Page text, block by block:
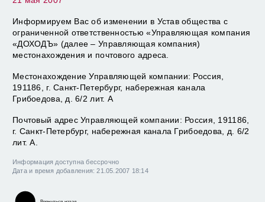
ВЕЛИЧИНЫ ОБЯЗАТЕЛЬСТВ ОТКРЫТОГО ПАЕВОГО
ИНВЕСТИЦИОННОГО ФОНДА АКЦИЙ «ДОХОДЪ – ФИНАНСЫ И
БАНКИ» ПОД УПРАВЛЕНИЕМ ООО «УК «ДОХОДЪ» НА 2007 ГОД
СОГЛАСОВАНЫ ПРАВИЛА ОПРЕДЕЛЕНИЯ СТОИМОСТИ АКТИВОВ И
УПРАВЛЕНИЕМ ООО «УК «ДОХОДЪ» НА 2007 ГОД
НАЧАЛОСЬ ФОРМИРОВАНИЕ НОВОГО ФОНДА "ДОХОДЪ - НЕФТЬ И
СООБЩЕНИЕ О ПЕРЕИМЕНОВАНИИ АГЕНТОВ ПО ВЫДАЧЕ,
ПОГАШЕНИЮ И ОБМЕНУ ИНВЕСТИЦИОННЫХ ПАЕВ ОАО
"ИНВЕСТИЦИОННАЯ КОМПАНИЯ "НЕВА-ИНВЕСТ" И ОАО "ФОНД
ЗАВЕРШИЛОСЬ ФОРМИРОВАНИЯ ПАЕВОГО ИНВЕСТИЦИОННОГО
Информируем Вас об изменении в Устав общества с
ограниченной ответственностью «Управляющая компания
«ДОХОДЪ» (далее – Управляющая компания)
местонахождения и почтового адреса.
Местонахождение Управляющей компании: Россия,
191186, г. Санкт-Петербург, набережная канала
Грибоедова, д. 6/2 лит. А
Почтовый адрес Управляющей компании: Россия, 191186,
г. Санкт-Петербург, набережная канала Грибоедова, д. 6/2
лит. А.
Информация доступна бессрочно
Дата и время добавления: 21.05.2007 18:14